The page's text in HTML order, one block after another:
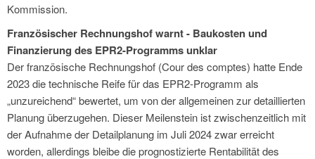
Kommission.
Französischer Rechnungshof warnt - Baukosten und
Finanzierung des EPR2-Programms unklar
Der französische Rechnungshof (Cour des comptes) hatte Ende
2023 die technische Reife für das EPR2-Programm als
„unzureichend“ bewertet, um von der allgemeinen zur detaillierten
Planung überzugehen. Dieser Meilenstein ist zwischenzeitlich mit
der Aufnahme der Detailplanung im Juli 2024 zwar erreicht
worden, allerdings bleibe die prognostizierte Rentabilität des